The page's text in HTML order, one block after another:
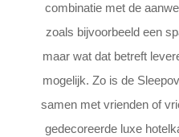
combinatie met de
zoals bijvoorbeeld een
maar wat dat betreft
mogelijk. Zo is de
samen met vrienden of
gedecoreerde luxe